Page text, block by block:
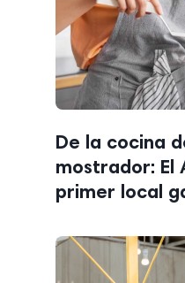
De la cocina
mostrador: El
primer local